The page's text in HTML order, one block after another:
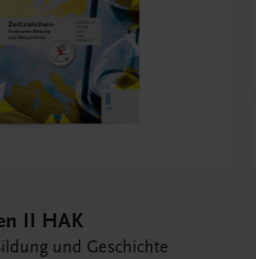
II HAK
und Geschichte